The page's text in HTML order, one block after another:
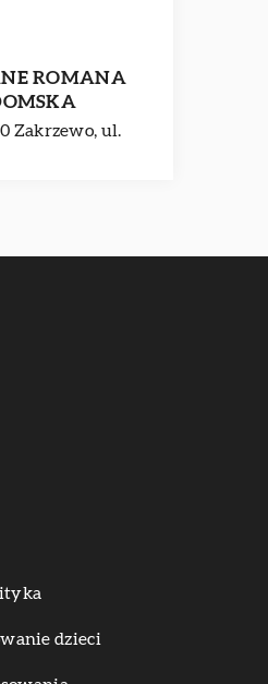
ROMANA
Zakrzewo, ul.
dzieci